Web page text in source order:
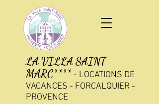
LA VILLA SAINT
MARC**** - LOCATIONS DE
VACANCES - FORCALQUIER -
PROVENCE